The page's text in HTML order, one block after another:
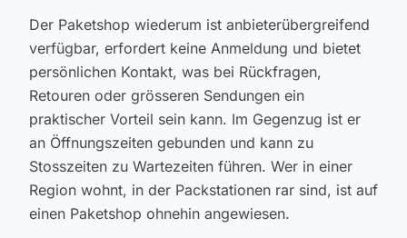
Der Paketshop wiederum ist anbieterübergreifend
verfügbar, erfordert keine Anmeldung und bietet
persönlichen Kontakt, was bei Rückfragen,
Retouren oder grösseren Sendungen ein
praktischer Vorteil sein kann. Im Gegenzug ist er
an Öffnungszeiten gebunden und kann zu
Stosszeiten zu Wartezeiten führen. Wer in einer
Region wohnt, in der Packstationen rar sind, ist auf
einen Paketshop ohnehin angewiesen.